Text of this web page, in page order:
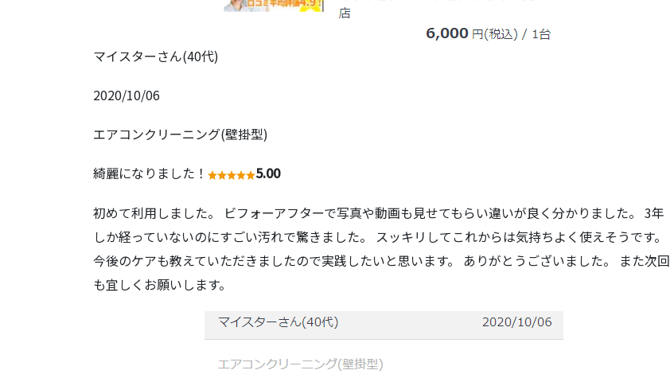
マイスターさん(40代)
2020/10/06
エアコンクリーニング(壁掛型)
綺麗になりました！ 5.00
初めて利用しました。 ビフォーアフターで写真や動画も見せてもらい違いが良く分かりました。 3年
しか経っていないのにすごい汚れで驚きました。 スッキリしてこれからは気持ちよく使えそうです。
今後のケアも教えていただきましたので実践したいと思います。 ありがとうございました。 また次回
も宜しくお願いします。